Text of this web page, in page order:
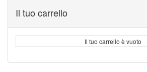
Il tuo carrello
Il tuo carrello è vuoto